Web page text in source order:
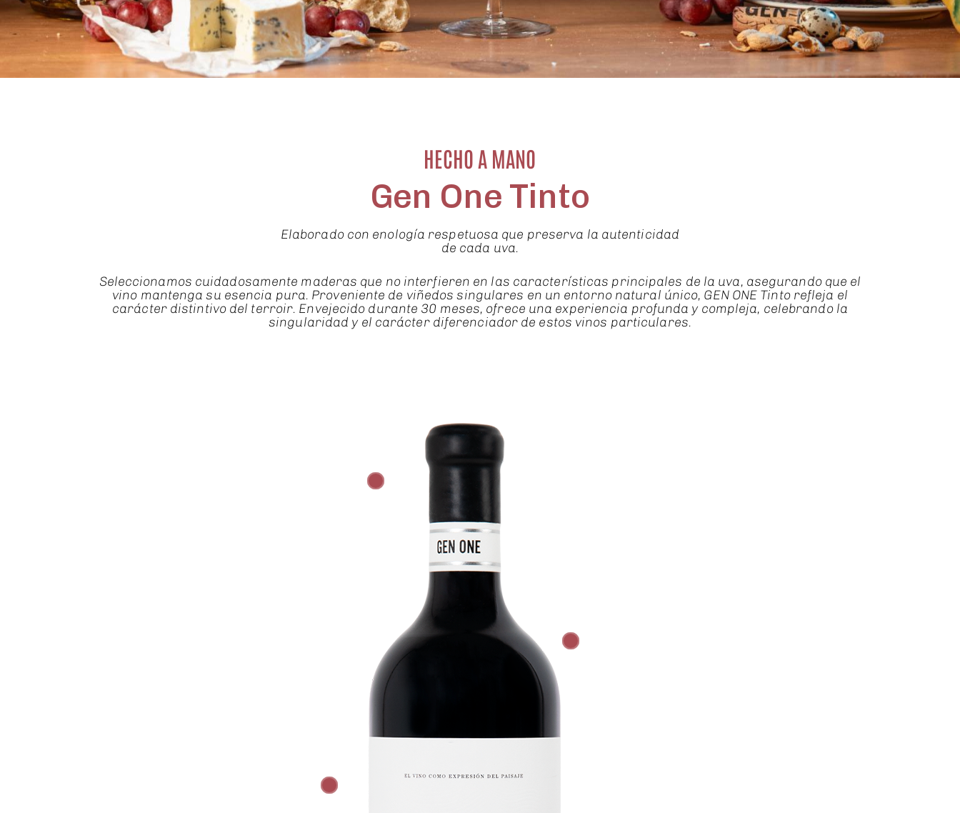
HECHO A MANO
Gen One Tinto
Elaborado con enología respetuosa que preserva la autenticidad
de cada uva.
Seleccionamos cuidadosamente maderas que no interfieren en las características principales de la uva, asegurando que el
vino mantenga su esencia pura. Proveniente de viñedos singulares en un entorno natural único, GEN ONE Tinto refleja el
carácter distintivo del terroir. Envejecido durante 30 meses, ofrece una experiencia profunda y compleja, celebrando la
singularidad y el carácter diferenciador de estos vinos particulares.